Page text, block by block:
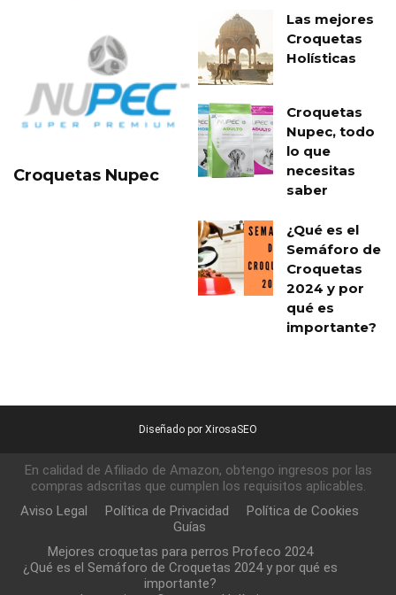
o
n
Croquetas Nupec
Las mejores
Croquetas
Holísticas
Croquetas
Nupec, todo
lo que
necesitas
saber
¿Qué es el
Semáforo de
Croquetas
2024 y por
qué es
importante?
Diseñado por XirosaSEO
En calidad de Afiliado de Amazon, obtengo ingresos por las
compras adscritas que cumplen los requisitos aplicables.
Aviso Legal
Política de Privacidad
Política de Cookies
Guías
Mejores croquetas para perros Profeco 2024
¿Qué es el Semáforo de Croquetas 2024 y por qué es
importante?